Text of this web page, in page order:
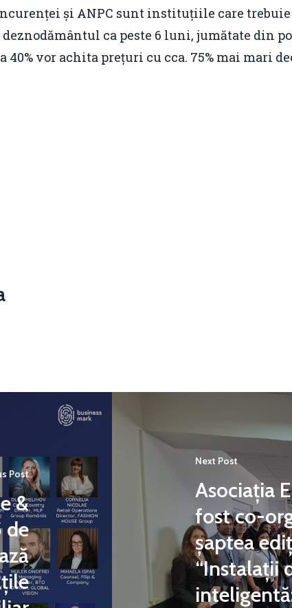
și ANPC sunt instituțiile care
ca peste 6 luni, jumătate din
vor achita prețuri cu cca. 75% mai mari
Post
&
de
Next Post
Asociația
fost co-
șaptea
“Instalații